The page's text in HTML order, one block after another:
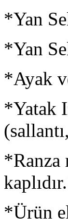
*Yan
*Yan
*Ayak
*Yatak
*Ranza
*Ürün